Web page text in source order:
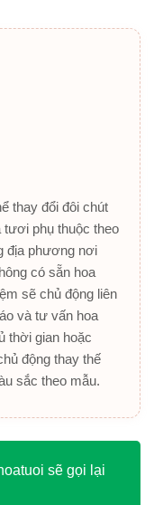
thay đổi đôi chút
phụ thuộc theo
địa phương nơi
có sẵn hoa
sẽ chủ động liên
và tư vấn hoa
thời gian hoặc
động thay thế
sắc theo mẫu.
sẽ gọi lại